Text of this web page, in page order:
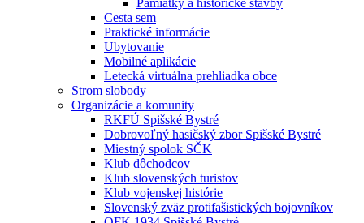
Pamiatky a historické stavby
Cesta sem
Praktické informácie
Ubytovanie
Mobilné aplikácie
Letecká virtuálna prehliadka obce
Strom slobody
Organizácie a komunity
RKFÚ Spišské Bystré
Dobrovoľný hasičský zbor Spišské Bystré
Miestný spolok SČK
Klub dôchodcov
Klub slovenských turistov
Klub vojenskej histórie
Slovenský zväz protifašistických bojovníkov